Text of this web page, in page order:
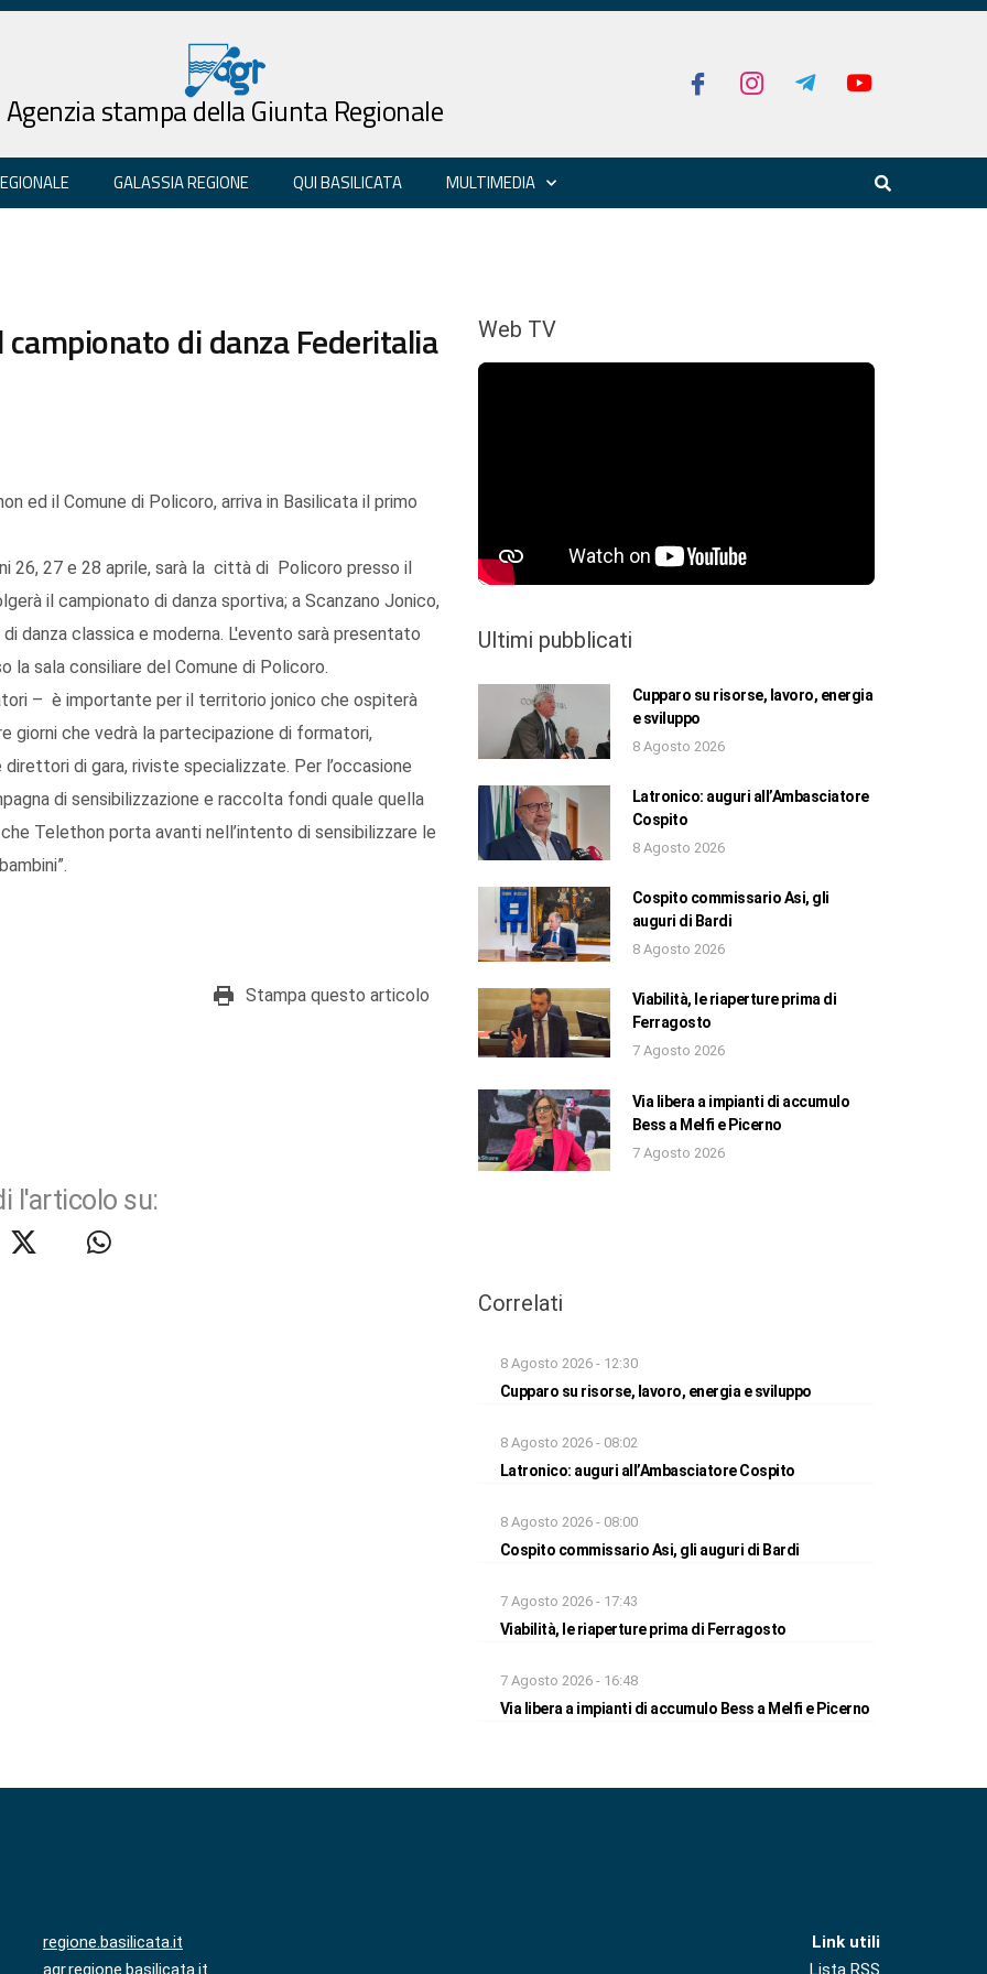
Agenzia stampa della Giunta Regionale
GALASSIA REGIONE QUI BASILICATA MULTIMEDIA
di danza Federitalia
ed il Comune di Policoro, arriva in Basilicata il primo
26, 27 e 28 aprile, sarà la città di Policoro presso il
il campionato di danza sportiva; a Scanzano Jonico,
danza classica e moderna. L'evento sarà presentato
la sala consiliare del Comune di Policoro.
– è importante per il territorio jonico che ospiterà
che vedrà la partecipazione di formatori,
di gara, riviste specializzate. Per l’occasione
di sensibilizzazione e raccolta fondi quale quella
Telethon porta avanti nell’intento di sensibilizzare le
Stampa questo articolo
l'articolo su:
Web TV
Ultimi pubblicati
Cupparo su risorse, lavoro, energia
e sviluppo
8 Agosto 2026
Latronico: auguri all’Ambasciatore
Cospito
8 Agosto 2026
Cospito commissario Asi, gli
auguri di Bardi
8 Agosto 2026
Viabilità, le riaperture prima di
Ferragosto
7 Agosto 2026
Via libera a impianti di accumulo
Bess a Melfi e Picerno
7 Agosto 2026
Correlati
8 Agosto 2026 - 12:30
Cupparo su risorse, lavoro, energia e sviluppo
8 Agosto 2026 - 08:02
Latronico: auguri all’Ambasciatore Cospito
8 Agosto 2026 - 08:00
Cospito commissario Asi, gli auguri di Bardi
7 Agosto 2026 - 17:43
Viabilità, le riaperture prima di Ferragosto
7 Agosto 2026 - 16:48
Via libera a impianti di accumulo Bess a Melfi e Picerno
regione.basilicata.it
agr.regione.basilicata.it
Link utili
Lista RSS